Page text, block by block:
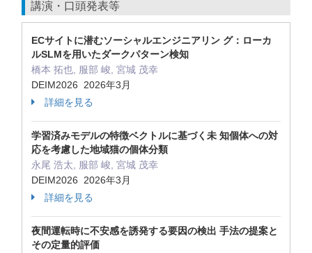
講演・口頭発表等
ECサイトに潜むソーシャルエンジニアリン グ：ローカ
ルSLMを用いたダークパターン検知
橋本 拓也, 服部 峻, 宮城 茂幸
DEIM2026 2026年3月
詳細を見る
学習済みモデルの特徴ベクトルに基づく未 知個体への対
応を考慮した地域猫の個体分類
永尾 浩太, 服部 峻, 宮城 茂幸
DEIM2026 2026年3月
詳細を見る
夜間運転時に不安感を誘発する要因の検出 手法の提案と
その定量的評価